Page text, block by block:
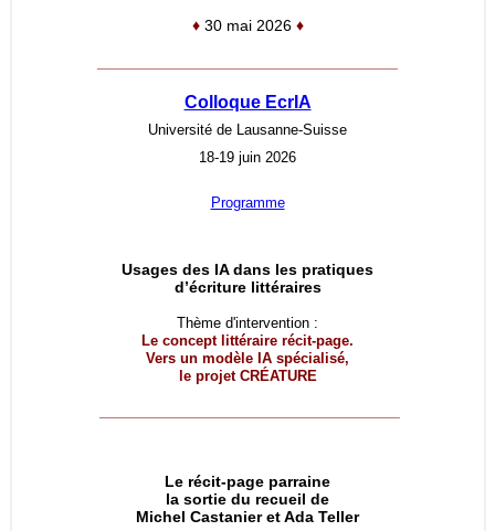
♦ 30 mai 2026 ♦
Colloque EcrIA
Université de Lausanne-Suisse
18-19 juin 2026
Programme
Usages des IA dans les pratiques
d’écriture littéraires
Thème d'intervention :
Le concept littéraire récit-page.
Vers un modèle IA spécialisé,
le projet CRÉATURE
Le récit-page parraine
la sortie du recueil de
Michel Castanier et Ada Teller